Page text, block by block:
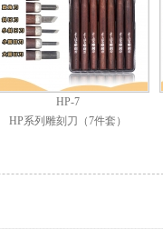
HP-7
HP系列雕刻刀（7件套）